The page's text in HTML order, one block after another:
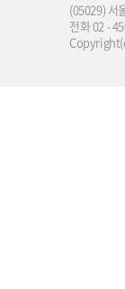
(05029) 서
전화 02 -